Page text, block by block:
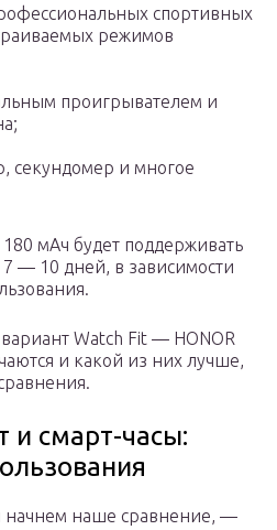
спортивных
режимов
проигрывателем и
секундомер и многое
мАч будет поддерживать
7 — 10 дней, в зависимости
Watch Fit — HONOR
и какой из них лучше,
и смарт-часы:
начнем наше сравнение, —